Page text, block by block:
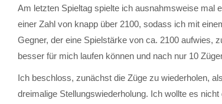
Am letzten Spieltag spielte ich ausnahmsweise mal
einer Zahl von knapp über 2100, sodass ich mit
Gegner, der eine Spielstärke von ca. 2100 aufwies,
besser für mich laufen können und nach nur 10
Ich beschloss, zunächst die Züge zu wiederholen,
dreimalige Stellungswiederholung. Ich wollte es